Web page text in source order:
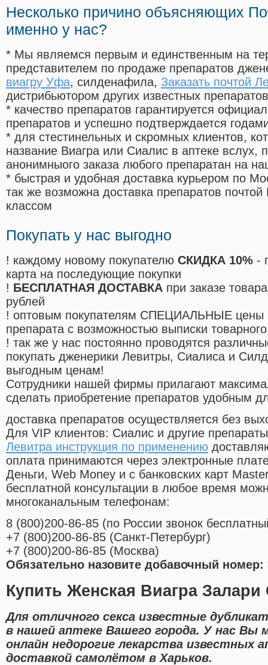
Несколько причино объясняющих
именно у нас?
* Мы являемся первым и единственным на
представителем по продаже препаратов
виагру Уфа, силденафила, Заказать почтой
дистрибьютором других известных препаратов
* качество препаратов гарантируется
препаратов и успешно подтверждается
* для стестинельных и скромных клиентов,
название Виагра или Сиалис в аптеке вслух,
анонимныого заказа любого препаратан на
* быстрая и удобная доставка курьером по
так же возможна доставка препаратов
классом
Покупать у нас выгодно
! каждому новому покупателю СКИДКА 10% -
карта на последующие покупки
! БЕСПЛАТНАЯ ДОСТАВКА при заказе
рублей
! оптовым покупателям СПЕЦИАЛЬНЫЕ цены
препарата с возможностью выписки
! так же у нас постоянно проводятся
покупать дженерики Левитры, Сиалиса и
выгодным ценам!
Cотрудники нашей фирмы прилагают
сделать приобретение препаратов удобным
доставка препаратов осуществляется без
Для VIP клиентов: Сиалис и другие
Левитра инструкция по применению
оплата принимаются через электронные
Деньги, Web Money и с банковских карт
бесплатной консультации в любое время
многоканальным телефонам:
8 (800)200-86-85 (по России звонок
+7 (800)200-86-85 (Санкт-Петербург)
+7 (800)200-86-85 (Москва)
Обязательно назовите добавочный номер:
Купить Женская Виагра Залари
Для отличного секса известные
в нашей аптеке Вашего города. У нас
онлайн недорогие лекарства известных
доставкой самолётом в Харьков.